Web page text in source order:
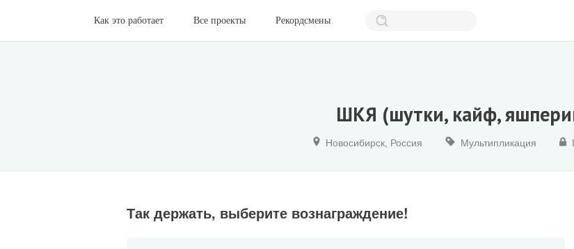
Как это работает Все проекты Рекордсмены
ШКЯ (шутки, кайф,
Новосибирск, Россия Мультипликация
Так держать, выберите вознаграждение!